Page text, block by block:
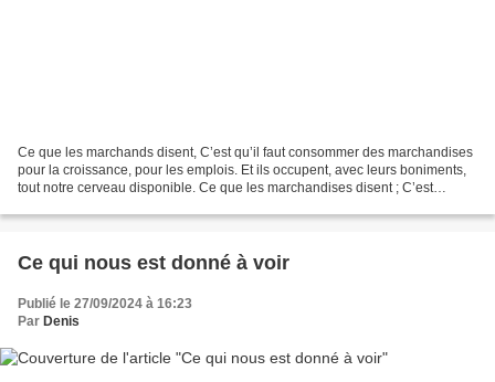
Ce que les marchands disent, C’est qu’il faut consommer des marchandises
pour la croissance, pour les emplois. Et ils occupent, avec leurs boniments,
tout notre cerveau disponible. Ce que les marchandises disent ; C’est
Ce qui nous est donné à voir
Publié le 27/09/2024 à 16:23
Par Denis